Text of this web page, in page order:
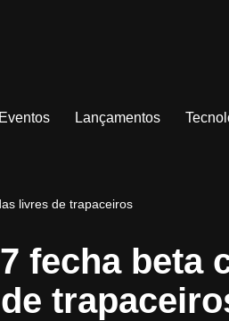
Eventos Lançamentos
livres de trapaceiros
fecha beta